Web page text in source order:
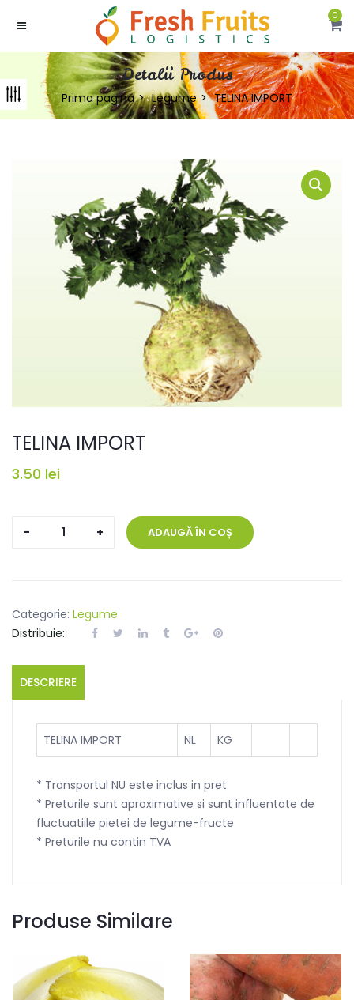
0
Detalii Produs
Prima pagină Legume TELINA IMPORT
TELINA IMPORT
3.50 lei
Cantitate
ADAUGĂ ÎN COȘ
Categorie: Legume
Distribuie:
DESCRIERE
TELINA IMPORT NL KG
* Transportul NU este inclus in pret
* Preturile sunt aproximative si sunt influentate de
fluctuatiile pietei de legume-fructe
* Preturile nu contin TVA
Produse Similare